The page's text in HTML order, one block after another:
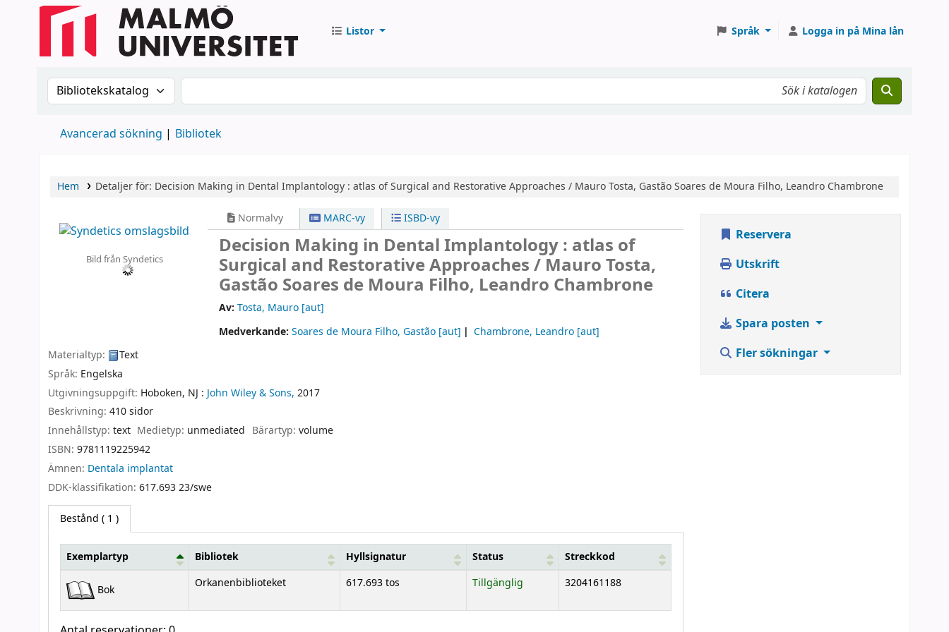
Listor Språk Logga in på Mina lån
Sök i katalogen efter:Sök i katalogen
Avancerad sökning Bibliotek
Hem Detaljer för: Decision Making in Dental Implantology : atlas of Surgical and Restorative Approaches / Mauro Tosta, Gastão Soares de Moura Filho, Leandro Chambrone
Bild från Syndetics
Normalvy MARC-vy ISBD-vy
Decision Making in Dental Implantology : atlas of
Surgical and Restorative Approaches / Mauro Tosta,
Gastão Soares de Moura Filho, Leandro Chambrone
Av: Tosta, Mauro[aut]
Medverkande:Soares de Moura Filho, Gastão [aut] Chambrone, Leandro[aut]
Materialtyp:
Text
Språk: Engelska
Utgivningsuppgift: Hoboken, NJ : John Wiley & Sons, 2017
Beskrivning: 410 sidor
Innehållstyp: text Medietyp: unmediated Bärartyp: volume
ISBN: 9781119225942
Ämnen: Dentala implantat
DDK-klassifikation: 617.693 23/swe
Bestånd ( 1 )
Bestånd
Exemplartyp Bibliotek Hyllsignatur Status Streckkod
Bok Orkanenbiblioteket 617.693 tos Tillgänglig 3204161188
Reservera
Utskrift
Citera
Spara posten
Fler sökningar